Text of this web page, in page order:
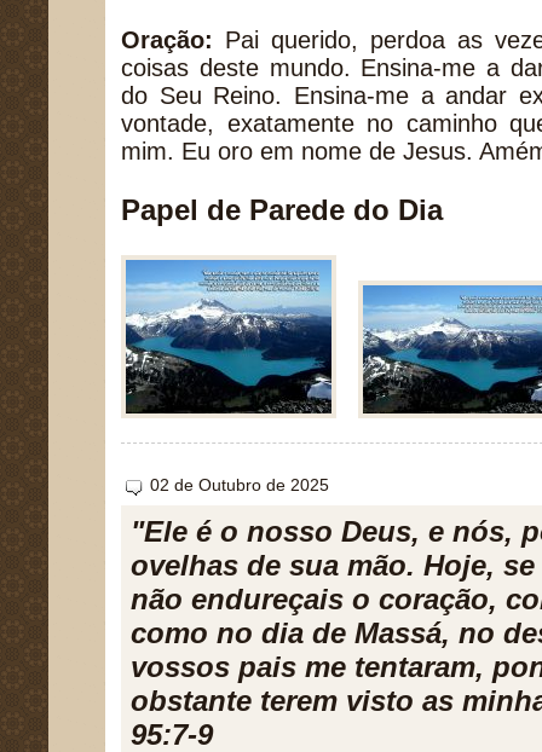
Oração: Pai querido, perdoa as
coisas deste mundo. Ensina-me a
do Seu Reino. Ensina-me a andar
vontade, exatamente no caminho
mim. Eu oro em nome de Jesus.
Papel de Parede do Dia
02 de Outubro de 2025
"Ele é o nosso Deus, e nós,
ovelhas de sua mão. Hoje,
não endureçais o coração,
como no dia de Massá, no
vossos pais me tentaram,
obstante terem visto as
95:7-9